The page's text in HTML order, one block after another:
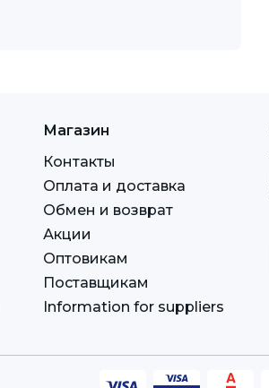
Магазин
Контакты
Оплата и доставка
Обмен и возврат
Акции
Оптовикам
Поставщикам
Information for suppliers